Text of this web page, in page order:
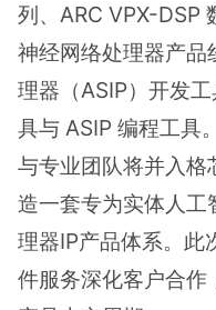
列、ARC VPX-DSP
神经网络处理器产品
理器（ASIP）开发
具与 ASIP 编程工具
与专业团队将并入格
造一套专为实体人工
理器IP产品体系。此
件服务深化客户合作